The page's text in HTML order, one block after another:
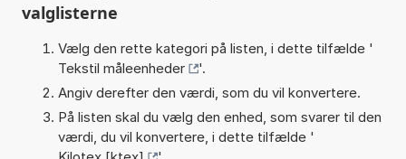
valglisterne
Vælg den rette kategori på listen, i dette tilfælde '
Tekstil måleenheder
'.
Angiv derefter den værdi, som du vil konvertere.
På listen skal du vælg den enhed, som svarer til den
værdi, du vil konvertere, i dette tilfælde '